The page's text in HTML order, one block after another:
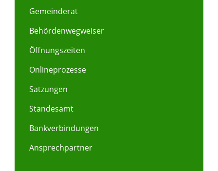
Gemeinderat
Behördenwegweiser
Öffnungszeiten
Onlineprozesse
Satzungen
Standesamt
Bankverbindungen
Ansprechpartner